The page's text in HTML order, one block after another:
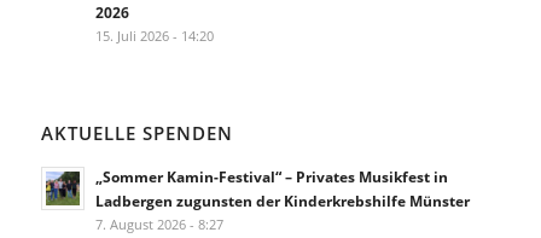
2026
15. Juli 2026 - 14:20
AKTUELLE SPENDEN
„Sommer Kamin-Festival“ – Privates Musikfest in
Ladbergen zugunsten der Kinderkrebshilfe Münster
7. August 2026 - 8:27